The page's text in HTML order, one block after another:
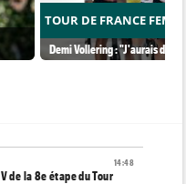
TOUR DE FRANCE
Demi Vollering : "J'aurais dû
14:48
de la 8e étape du Tour